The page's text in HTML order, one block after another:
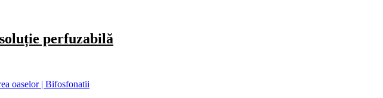
perfuzabilă
oaselor | Bifosfonatii